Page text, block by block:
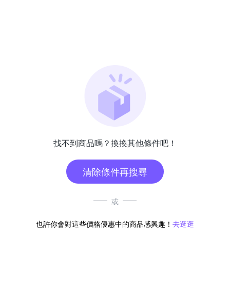
找不到商品嗎？換換其他條件吧！
清除條件再搜尋
或
也許你會對這些價格優惠中的商品感興趣！ 去逛逛